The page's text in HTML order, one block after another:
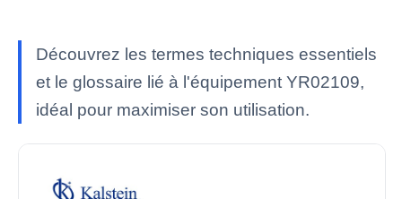
Découvrez les termes techniques essentiels
et le glossaire lié à l'équipement YR02109,
idéal pour maximiser son utilisation.